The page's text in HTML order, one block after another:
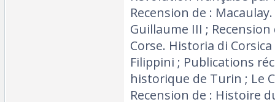
Recension de :
Guillaume III ;
Corse. Historia di
Filippini ; Publications
historique de Turin ; Le
Recension de : Histoire